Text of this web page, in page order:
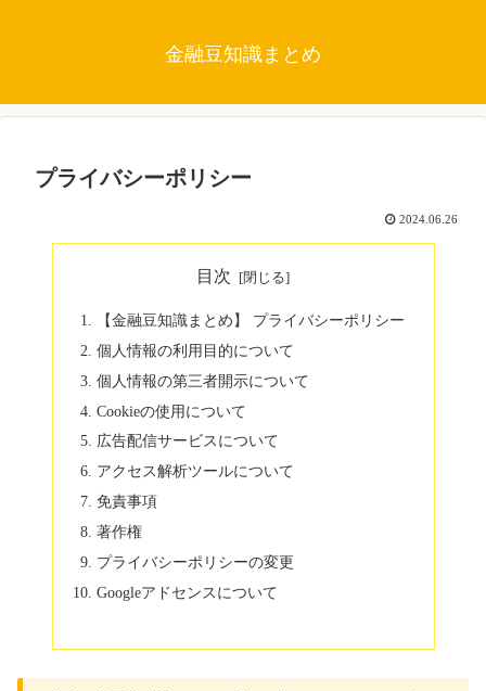
金融豆知識まとめ
プライバシーポリシー
2024.06.26
目次
【金融豆知識まとめ】 プライバシーポリシー
個人情報の利用目的について
個人情報の第三者開示について
Cookieの使用について
広告配信サービスについて
アクセス解析ツールについて
免責事項
著作権
プライバシーポリシーの変更
Googleアドセンスについて